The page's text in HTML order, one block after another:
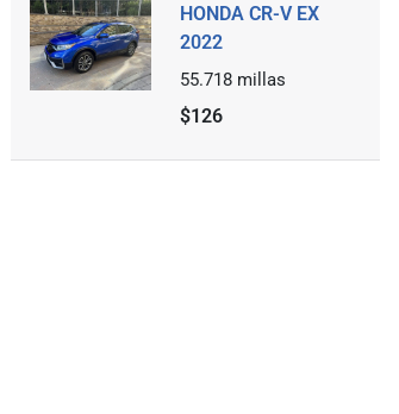
HONDA CR-V EX
2022
55.718 millas
$126